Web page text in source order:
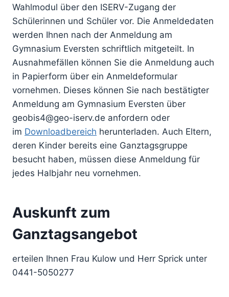
Wahlmodul über den ISERV-Zugang der
Schülerinnen und Schüler vor. Die Anmeldedaten
werden Ihnen nach der Anmeldung am
Gymnasium Eversten schriftlich mitgeteilt. In
Ausnahmefällen können Sie die Anmeldung auch
in Papierform über ein Anmeldeformular
vornehmen. Dieses können Sie nach bestätigter
Anmeldung am Gymnasium Eversten über
geobis4@geo-iserv.de anfordern oder
im Downloadbereich herunterladen. Auch Eltern,
deren Kinder bereits eine Ganztagsgruppe
besucht haben, müssen diese Anmeldung für
jedes Halbjahr neu vornehmen.
Auskunft zum
Ganztagsangebot
erteilen Ihnen Frau Kulow und Herr Sprick unter
0441-5050277